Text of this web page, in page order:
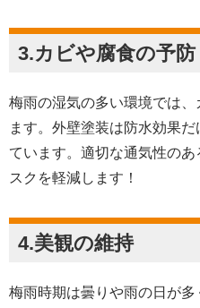
3.カビや腐食の予防
梅雨の湿気の多い環境では
ます。外壁塗装は防水効果
ています。適切な通気性の
スクを軽減します！
4.美観の維持
梅雨時期は曇りや雨の日が